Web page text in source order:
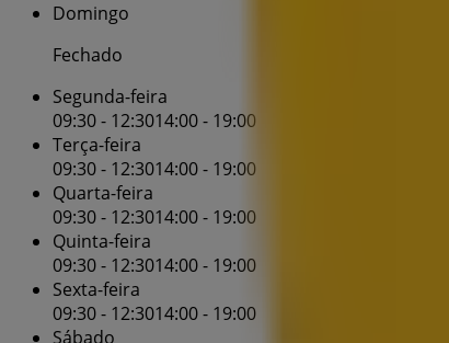
Domingo
Fechado
Segunda-feira
09:30 - 12:3014:00 - 19:00
Terça-feira
09:30 - 12:3014:00 - 19:00
Quarta-feira
09:30 - 12:3014:00 - 19:00
Quinta-feira
09:30 - 12:3014:00 - 19:00
Sexta-feira
09:30 - 12:3014:00 - 19:00
Sábado